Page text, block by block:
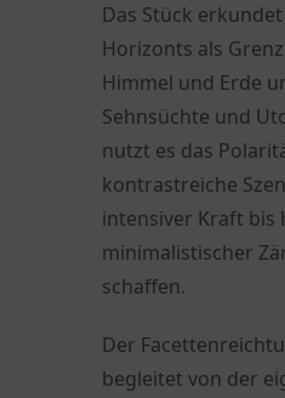
Das Stück
Horizonts als
Himmel und Erde
Sehnsüchte und
nutzt es das
kontrastreiche
intensiver Kraft bis
minimalistischer
schaffen.
Der
begleitet von der